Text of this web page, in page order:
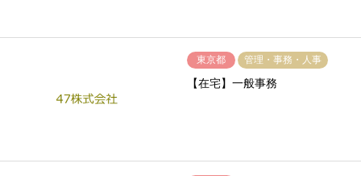
東京都 管理・事務・人事
【在宅】一般事務